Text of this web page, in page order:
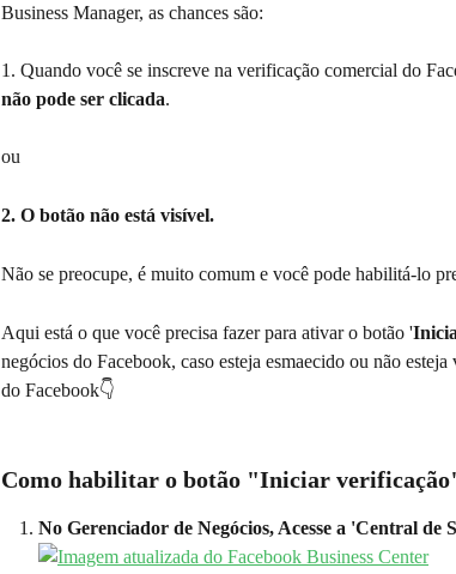
Business Manager, as chances são:
1. Quando você se inscreve na verificação comercial do
não pode ser clicada.
ou
2. O botão não está visível.
Não se preocupe, é muito comum e você pode habilitá-lo
Aqui está o que você precisa fazer para ativar o botão '
negócios do Facebook, caso esteja esmaecido ou não
do Facebook👇‍
Como habilitar o botão "Iniciar
No Gerenciador de Negócios, Acesse a 'Central de